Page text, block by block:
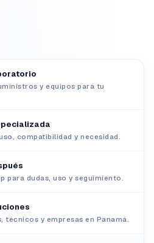
y equipos para tu
compatibilidad y necesidad.
para dudas, uso y seguimiento.
y empresas en Panamá.